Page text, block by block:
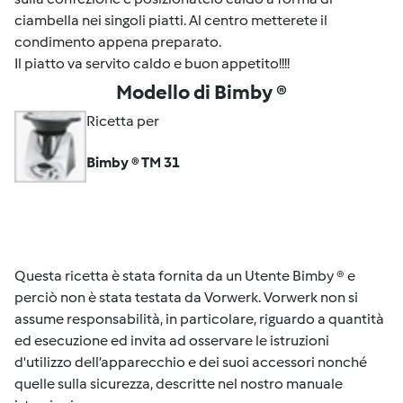
ciambella nei singoli piatti. Al centro metterete il
condimento appena preparato.
Il piatto va servito caldo e buon appetito!!!!
Modello di Bimby ®
Ricetta per
Bimby ® TM 31
Questa ricetta è stata fornita da un Utente Bimby ® e
perciò non è stata testata da Vorwerk. Vorwerk non si
assume responsabilità, in particolare, riguardo a quantità
ed esecuzione ed invita ad osservare le istruzioni
d'utilizzo dell’apparecchio e dei suoi accessori nonché
quelle sulla sicurezza, descritte nel nostro manuale